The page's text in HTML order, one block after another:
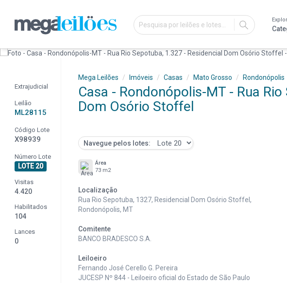
IR
Extrajudicial
Leilão
ML28115
Código Lote
X98939
Número Lote
LOTE 20
Visitas
4.420
Habilitados
104
Lances
0
Mega Leilões Imóveis Casas Mato Grosso Rondonópolis
Casa - Rondonópolis-MT - Rua
Dom Osório Stoffel
Navegue pelos lotes:
Área
73 m2
Localização
Rua Rio Sepotuba, 1327, Residencial Dom Osório Stoffel,
Rondonópolis, MT
Comitente
BANCO BRADESCO S.A.
Leiloeiro
Fernando José Cerello G. Pereira
JUCESP Nº 844 - Leiloeiro oficial do Estado de São Paulo